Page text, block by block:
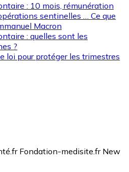
: 10 mois, rémunération
sentinelles … Ce que
Macron
: quelles sont les
?
loi pour protéger les trimestres
Fondation-medisite.fr New